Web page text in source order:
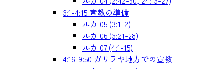
3:1-4:15 宣教の準備
ルカ 05 (3:1-2)
ルカ 06 (3:21-28)
ルカ 07 (4:1-15)
4:16-9:50 ガリラヤ地方での宣教